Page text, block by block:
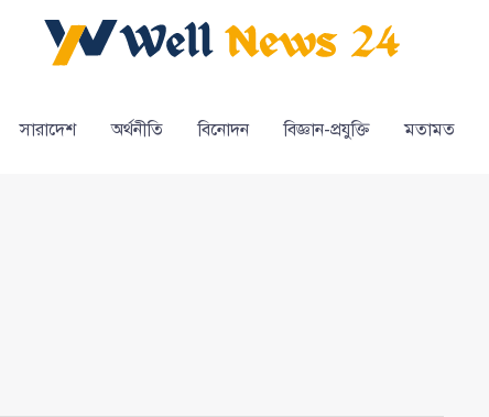
সারাদেশ অর্থনীতি বিনোদন বিজ্ঞান-প্রযুক্তি মতামত